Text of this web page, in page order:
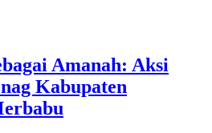
Amanah: Aksi
Kabupaten